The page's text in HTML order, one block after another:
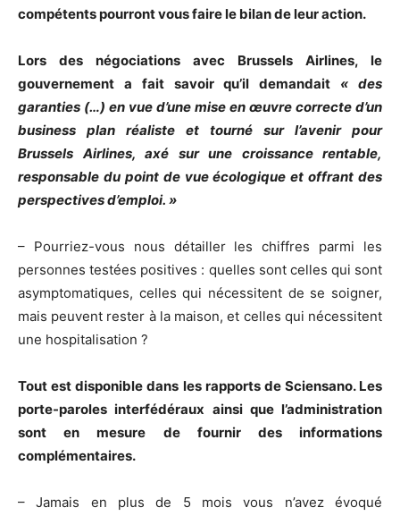
compétents pourront vous faire le bilan de leur action.
Lors des négociations avec Brussels Airlines, le
gouvernement a fait savoir qu’il demandait « des
garanties (…) en vue d’une mise en œuvre correcte d’un
business plan réaliste et tourné sur l’avenir pour
Brussels Airlines, axé sur une croissance rentable,
responsable du point de vue écologique et offrant des
perspectives d’emploi. »
– Pourriez-vous nous détailler les chiffres parmi les
personnes testées positives : quelles sont celles qui sont
asymptomatiques, celles qui nécessitent de se soigner,
mais peuvent rester à la maison, et celles qui nécessitent
une hospitalisation ?
Tout est disponible dans les rapports de Sciensano. Les
porte-paroles interfédéraux ainsi que l’administration
sont en mesure de fournir des informations
complémentaires.
– Jamais en plus de 5 mois vous n’avez évoqué